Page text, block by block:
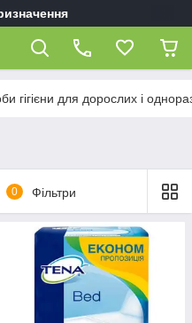
гігієни для дорослих і
0 Фільтри